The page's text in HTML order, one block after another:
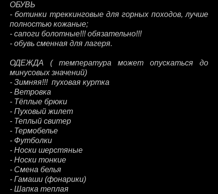
ОБУВЬ
- ботинки треккинговые для горных походов, лучше
полностью кожаные;
- сапоги болотные!!! обязательно!!!
- обувь сменная для лагеря.
ОДЕЖДА ( температура может опускаться до
минусовых значений)
- Зимняя!!! пуховая куртка
- Ветровка
- Тёплые брюки
- Пуховый жилет
- Теплый свитер
- Термобелье
- Футболки
- Носки шерстяные
- Носки тонкие
- Смена белья
- Гамаши (фонарики)
- Шапка теплая